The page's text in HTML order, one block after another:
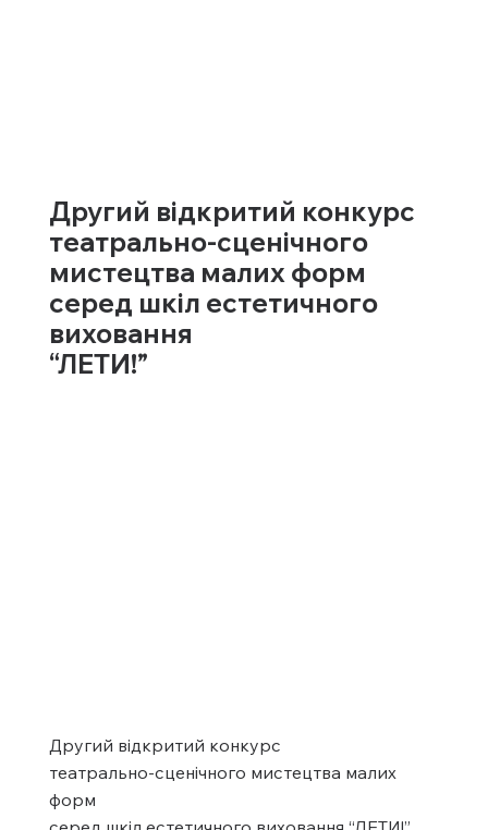
Другий відкритий конкурс
театрально-сценічного
мистецтва малих форм
серед шкіл естетичного
виховання
“ЛЕТИ!”
Другий відкритий конкурс
театрально-сценічного мистецтва малих
форм